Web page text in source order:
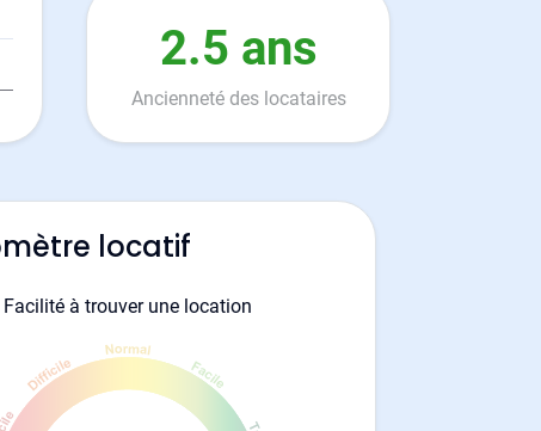
2.5 ans
Ancienneté des locataires
locatif
Facilité à trouver une location